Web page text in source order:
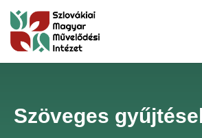
Szöveges